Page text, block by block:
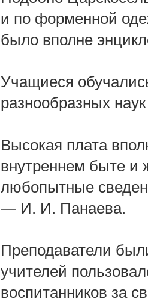
и по форменной
было вполне
Учащиеся
разнообразных
Высокая плата
внутреннем быте и
любопытные
— И. И. Панаева.
Преподаватели
учителей
воспитанников за